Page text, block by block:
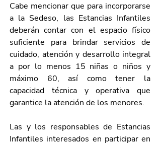
Cabe mencionar que para incorporarse
a la Sedeso, las Estancias Infantiles
deberán contar con el espacio físico
suficiente para brindar servicios de
cuidado, atención y desarrollo integral
a por lo menos 15 niñas o niños y
máximo 60, así como tener la
capacidad técnica y operativa que
garantice la atención de los menores.
Las y los responsables de Estancias
Infantiles interesados en participar en